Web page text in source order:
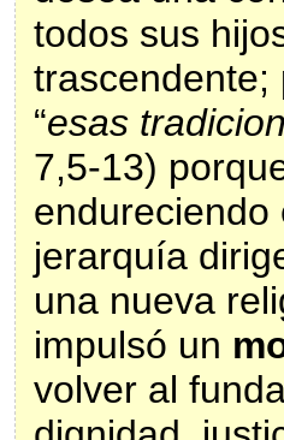
todos sus
trascendente;
“esas
7,5-13)
endureciendo
jerarquía
una nueva
impulsó un
volver al